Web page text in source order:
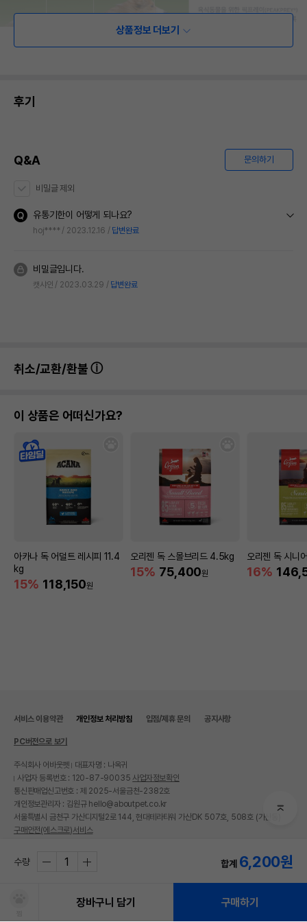
상품정보 더보기
후기
Q&A 문의하기
비밀글 제외
유통기한이 어떻게 되나요?
hoj**** 2023.12.16 답변완료
비밀글입니다.
캣샤인 2023.03.29 답변완료
취소/교환/환불
이 상품은 어떠신가요?
아카나 독 어덜트 레시피 11.4
kg
15% 118,150원
오리젠 독 스몰브리드 4.5kg
15% 75,400원
오리젠 독 시니
16%
수량 합계 6,200원
장바구니 담기 구매하기
서비스 이용약관 개인정보 처리방침 입점/제휴 문의 공지사항
PC버전으로 보기
주식회사 어바웃펫
대표자명 : 나옥귀
사업자 등록번호 : 120-87-90035 사업자정보확인
통신판매업신고번호 : 제 2025-서울금천-2382호
개인정보관리자 : 김원규 hello@aboutpet.co.kr
서울특별시 금천구 가산디지털2로 144, 현대테라타워 가산DK 507호, 508호 (가산동)
구매안전(에스크로)서비스